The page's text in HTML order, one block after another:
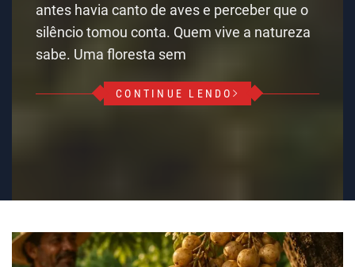
antes havia canto de aves e perceber que o
silêncio tomou conta. Quem vive a natureza
sabe. Uma floresta sem
CONTINUE LENDO